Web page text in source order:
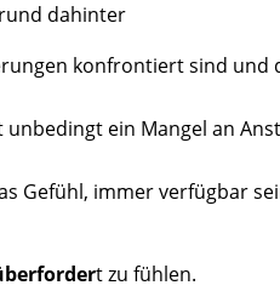
dahinter
konfrontiert sind
ein Mangel an
Gefühl, immer verfügbar
t zu fühlen.